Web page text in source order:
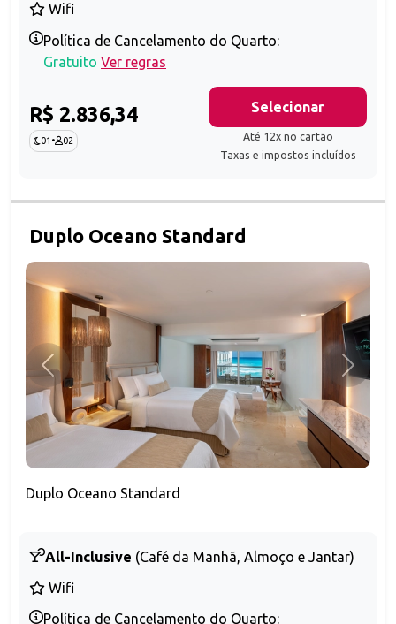
Wifi
Política de Cancelamento do Quarto:
Gratuito Ver regras
R$ 2.836,34
01 • 02
Selecionar
Até 12x no cartão
Taxas e impostos incluídos
Duplo Oceano Standard
Anterior
Duplo Oceano Standard
All-Inclusive (Café da Manhã, Almoço e Jantar)
Wifi
Política de Cancelamento do Quarto: